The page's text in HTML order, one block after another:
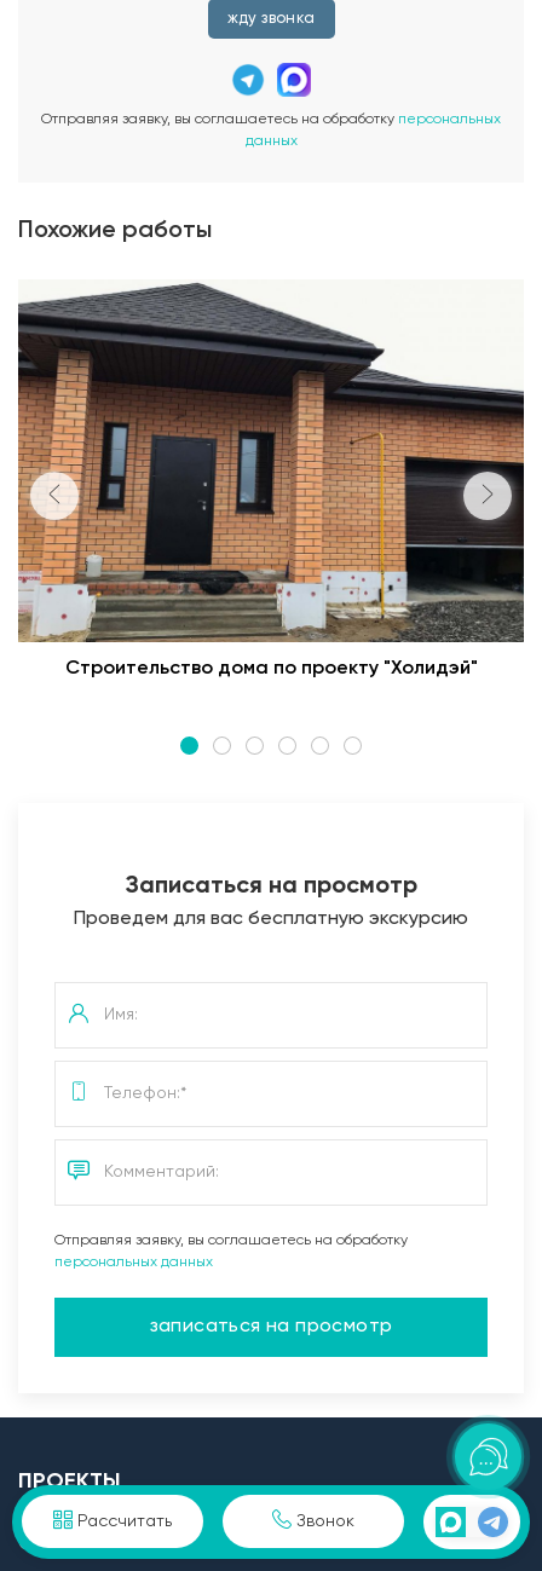
Рассчитать Звонок
жду звонка
Отправляя заявку, вы соглашаетесь на обработку персональных
данных
Похожие работы
Строительство дома по проекту "Холидэй"
Записаться на просмотр
Проведем для вас бесплатную экскурсию
Отправляя заявку, вы соглашаетесь на обработку
персональных данных
записаться на просмотр
ПРОЕКТЫ
Одноэтажные